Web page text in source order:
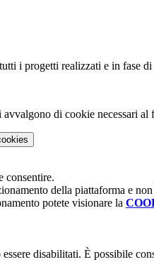
i progetti realizzati e in fase
di cookie necessari
consentire.
della piattaforma e
potete visionare la
disabilitati. È possibile